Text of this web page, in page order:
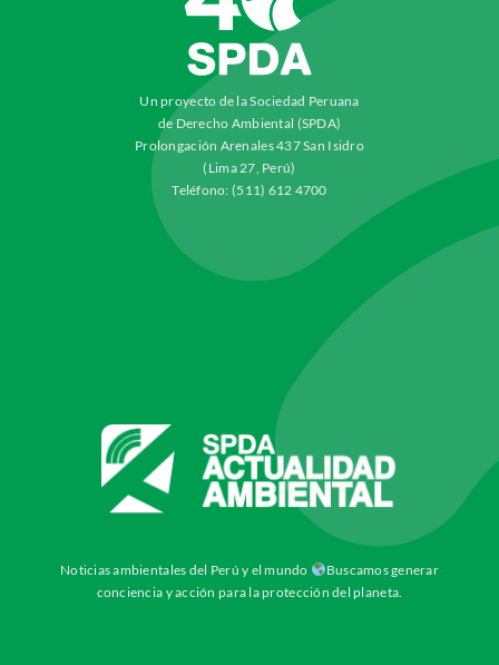
Un proyecto de la Sociedad Peruana
de Derecho Ambiental (SPDA)
Prolongación Arenales 437 San Isidro
(Lima 27, Perú)
Teléfono: (511) 612 4700
Noticias ambientales del Perú y el mundo
Buscamos generar
conciencia y acción para la protección del planeta.